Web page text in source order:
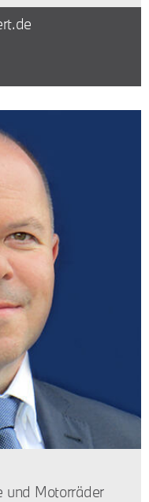
und Motorräder